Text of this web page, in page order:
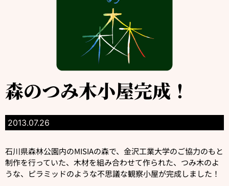
森のつみ木小屋完成！
2013.07.26
石川県森林公園内のMISIAの森で、金沢工業大学のご協力のもと
制作を行っていた、木材を組み合わせて作られた、つみ木のよ
うな、ピラミッドのような不思議な観察小屋が完成しました！